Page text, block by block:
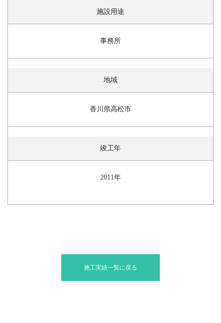
施設用途
事務所
地域
香川県高松市
竣工年
2011年
施工実績一覧に戻る